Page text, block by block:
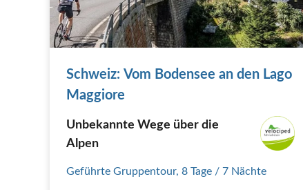
Schweiz: Vom Bodensee an den Lago
Maggiore
Unbekannte Wege über die
Alpen
Geführte Gruppentour, 8 Tage / 7 Nächte